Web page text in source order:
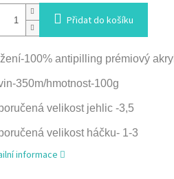
Přidat do košíku
100% antipilling prémiový akryl
350m/hmotnost-100g
velikost jehlic -3,5
velikost háčku- 1-3
informace